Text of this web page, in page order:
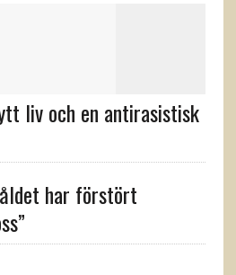
liv och en antirasistisk
har förstört